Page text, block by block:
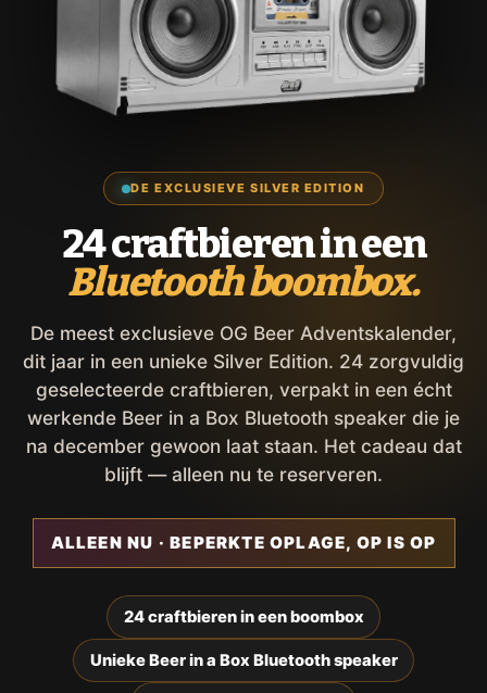
DE EXCLUSIEVE SILVER EDITION
24 craftbieren in een
Bluetooth boombox.
De meest exclusieve OG Beer Adventskalender,
dit jaar in een unieke Silver Edition. 24 zorgvuldig
geselecteerde craftbieren, verpakt in een écht
werkende Beer in a Box Bluetooth speaker die je
na december gewoon laat staan. Het cadeau dat
blijft — alleen nu te reserveren.
ALLEEN NU · BEPERKTE OPLAGE, OP IS OP
24 craftbieren in een boombox
Unieke Beer in a Box Bluetooth speaker